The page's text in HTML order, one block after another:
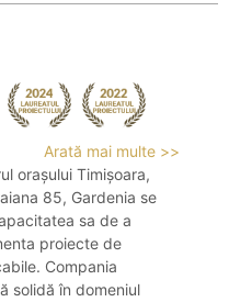
Arată mai multe >>
orașului Timișoara,
85, Gardenia se
sa de a
proiecte de
Compania
solidă în domeniul